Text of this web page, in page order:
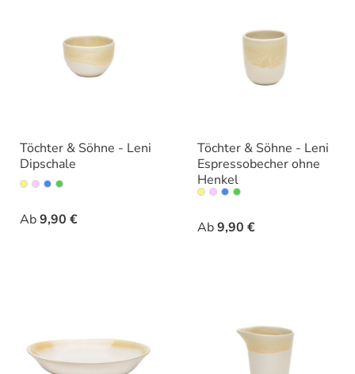
Töchter & Söhne - Leni
Dipschale
Ab9,90 €
Varianten
Töchter & Söhne - Leni
Espressobecher ohne
Henkel
Ab9,90 €
Varianten